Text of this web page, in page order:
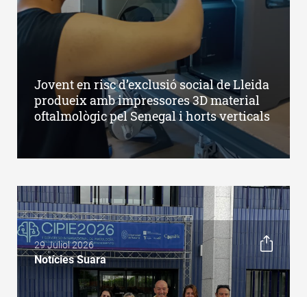
Jovent en risc d’exclusió social de Lleida
produeix amb impressores 3D material
oftalmològic pel Senegal i horts verticals
29 Juliol 2026
Notícies Suara